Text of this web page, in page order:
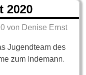
2020
von Denise Ernst
Jugendteam des
zum Indemann.